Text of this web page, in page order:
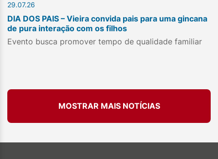
29.07.26
DIA DOS PAIS – Vieira convida pais para uma gincana
de pura interação com os filhos
Evento busca promover tempo de qualidade familiar
MOSTRAR MAIS NOTÍCIAS